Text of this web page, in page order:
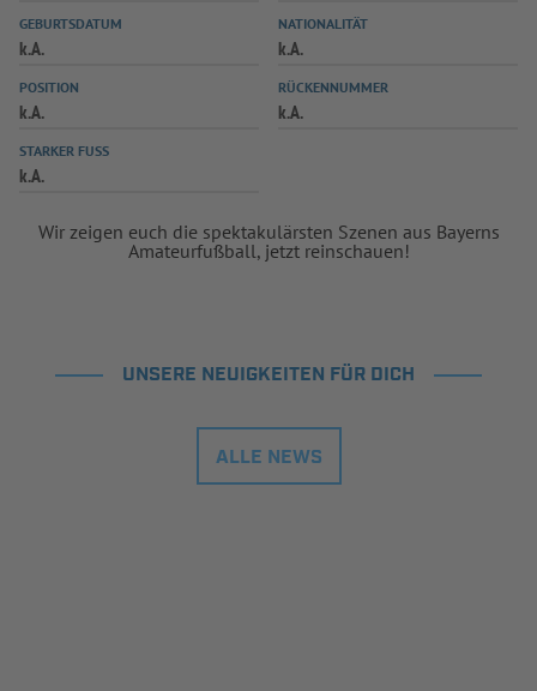
SPIELPLUS
GEBURTSDATUM
k.A.
NATIONALITÄT
k.A.
POSITION
k.A.
RÜCKENNUMMER
k.A.
STARKER FUSS
k.A.
Wir zeigen euch die spektakulärsten Szenen aus Bayerns
Amateurfußball, jetzt reinschauen!
UNSERE NEUIGKEITEN FÜR DICH
ALLE NEWS